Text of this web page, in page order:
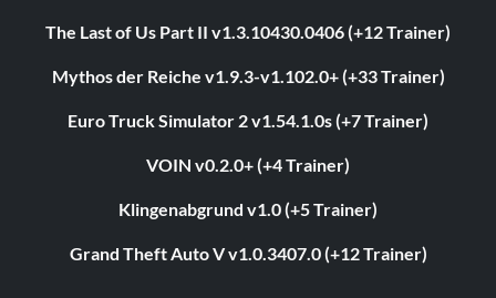
The Last of Us Part II v1.3.10430.0406 (+12 Trainer)
Mythos der Reiche v1.9.3-v1.102.0+ (+33 Trainer)
Euro Truck Simulator 2 v1.54.1.0s (+7 Trainer)
VOIN v0.2.0+ (+4 Trainer)
Klingenabgrund v1.0 (+5 Trainer)
Grand Theft Auto V v1.0.3407.0 (+12 Trainer)